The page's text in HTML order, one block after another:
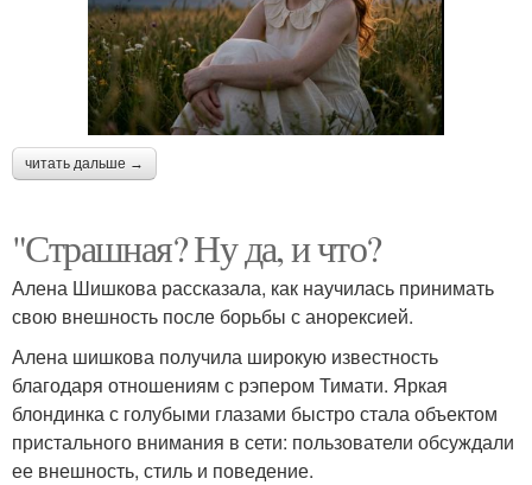
читать дальше →
"Страшная? Ну да, и что?
Алена Шишкова рассказала, как научилась принимать
свою внешность после борьбы с анорексией.
Алена шишкова получила широкую известность
благодаря отношениям с рэпером Тимати. Яркая
блондинка с голубыми глазами быстро стала объектом
пристального внимания в сети: пользователи обсуждали
ее внешность, стиль и поведение.